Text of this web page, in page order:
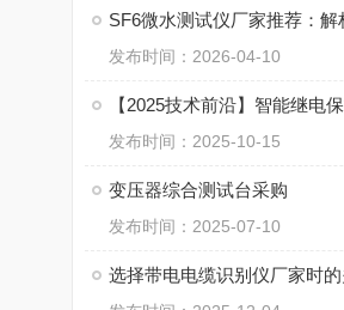
发布时间：2026-04-10
发布时间：2025-10-15
变压器综合测试台采购
发布时间：2025-07-10